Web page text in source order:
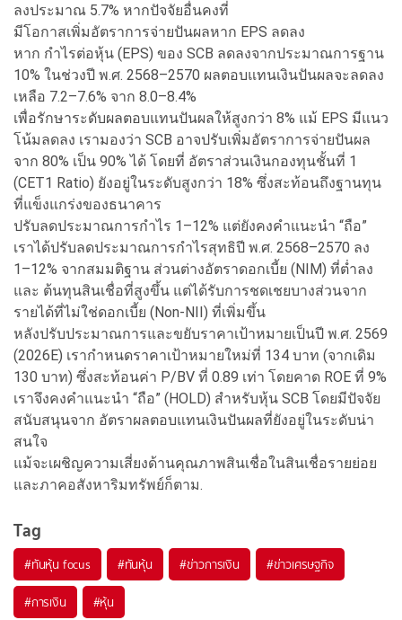
ลงประมาณ 5.7% หากปัจจัยอื่นคงที่
มีโอกาสเพิ่มอัตราการจ่ายปันผลหาก EPS ลดลง
หาก กำไรต่อหุ้น (EPS) ของ SCB ลดลงจากประมาณการฐาน
10% ในช่วงปี พ.ศ. 2568–2570 ผลตอบแทนเงินปันผลจะลดลง
เหลือ 7.2–7.6% จาก 8.0–8.4%
เพื่อรักษาระดับผลตอบแทนปันผลให้สูงกว่า 8% แม้ EPS มีแนว
โน้มลดลง เรามองว่า SCB อาจปรับเพิ่มอัตราการจ่ายปันผล
จาก 80% เป็น 90% ได้ โดยที่ อัตราส่วนเงินกองทุนชั้นที่ 1
(CET1 Ratio) ยังอยู่ในระดับสูงกว่า 18% ซึ่งสะท้อนถึงฐานทุน
ที่แข็งแกร่งของธนาคาร
ปรับลดประมาณการกำไร 1–12% แต่ยังคงคำแนะนำ “ถือ”
เราได้ปรับลดประมาณการกำไรสุทธิปี พ.ศ. 2568–2570 ลง
1–12% จากสมมติฐาน ส่วนต่างอัตราดอกเบี้ย (NIM) ที่ต่ำลง
และ ต้นทุนสินเชื่อที่สูงขึ้น แต่ได้รับการชดเชยบางส่วนจาก
รายได้ที่ไม่ใช่ดอกเบี้ย (Non-NII) ที่เพิ่มขึ้น
หลังปรับประมาณการและขยับราคาเป้าหมายเป็นปี พ.ศ. 2569
(2026E) เรากำหนดราคาเป้าหมายใหม่ที่ 134 บาท (จากเดิม
130 บาท) ซึ่งสะท้อนค่า P/BV ที่ 0.89 เท่า โดยคาด ROE ที่ 9%
เราจึงคงคำแนะนำ “ถือ” (HOLD) สำหรับหุ้น SCB โดยมีปัจจัย
สนับสนุนจาก อัตราผลตอบแทนเงินปันผลที่ยังอยู่ในระดับน่า
สนใจ
แม้จะเผชิญความเสี่ยงด้านคุณภาพสินเชื่อในสินเชื่อรายย่อย
และภาคอสังหาริมทรัพย์ก็ตาม.
Tag
#ทันหุ้น focus #ทันหุ้น #ข่าวการเงิน #ข่าวเศรษฐกิจ
#การเงิน #หุ้น